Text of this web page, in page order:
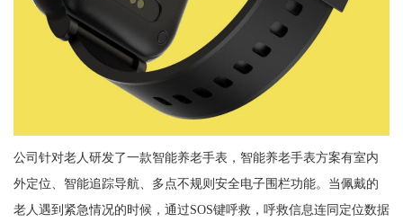
公司针对老人研发了一款智能养老手表，智能养老手表方案有室内
外定位、智能追踪导航、多点不规则安全电子围栏功能。当佩戴的
老人遇到紧急情况的时候，通过SOS键呼救，呼救信息连同定位数据